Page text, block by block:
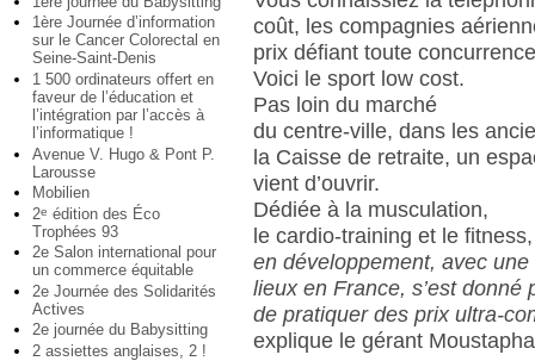
1ère Journée d’information
sur le Cancer Colorectal en
Seine-Saint-Denis
1 500 ordinateurs offert en
faveur de l’éducation et
l’intégration par l’accès à
l’informatique !
Avenue V. Hugo & Pont P.
Larousse
Mobilien
2e édition des Éco
Trophées 93
2e Salon international pour
un commerce équitable
2e Journée des Solidarités
Actives
2e journée du Babysitting
2 assiettes anglaises, 2 !
coût, les compagnies
prix défiant toute
Voici le sport low cost.
Pas loin du marché
du centre-ville, dans les
la Caisse de retraite, un
vient d’ouvrir.
Dédiée à la musculation,
le cardio-training et le
en développement, avec
lieux en France, s’est donné
de pratiquer des prix ultra-
explique le gérant